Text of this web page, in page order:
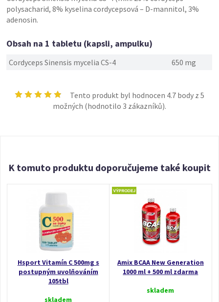
polysacharid, 8% kyselina cordycepsová – D-mannitol, 3%
adenosin.
Obsah na 1 tabletu (kapsli, ampulku)
Cordyceps Sinensis mycelia CS-4 650 mg
Tento produkt byl hodnocen 4.7body z 5
možných (hodnotilo 3 zákazníků).
K tomuto produktu doporučujeme také koupit
Hsport Vitamín C 500mg s
postupným uvolňováním
105tbl
skladem
Amix BCAA New Generation
1000 ml + 500 ml zdarma
skladem